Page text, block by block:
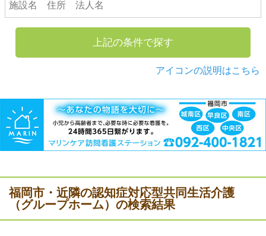
上記の条件で探す
アイコンの説明はこちら
福岡市・近隣の認知症対応型共同生活介護
（グループホーム）の検索結果